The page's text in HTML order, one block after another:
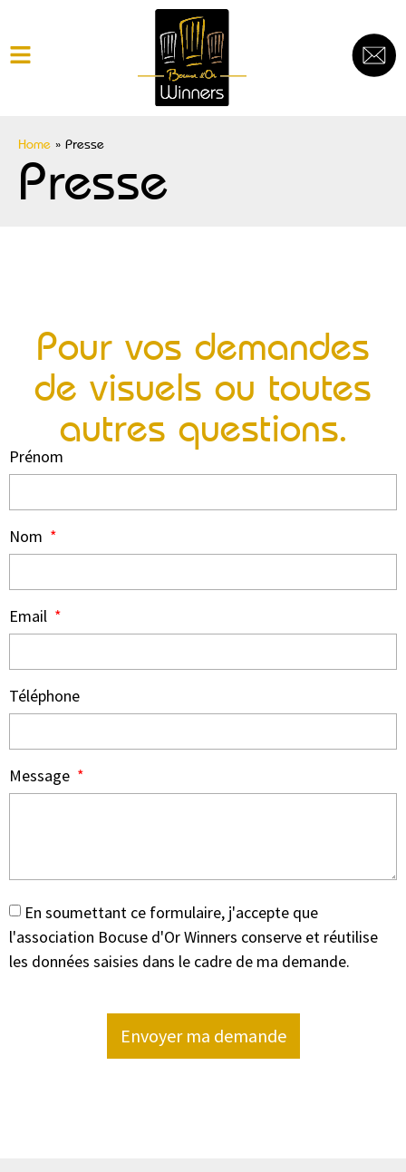
Home » Presse
Presse
Pour vos demandes
de visuels ou toutes
autres questions.
Prénom
Nom
Email
Téléphone
Message
En soumettant ce formulaire, j'accepte que
l'association Bocuse d'Or Winners conserve et réutilise
les données saisies dans le cadre de ma demande.
Envoyer ma demande